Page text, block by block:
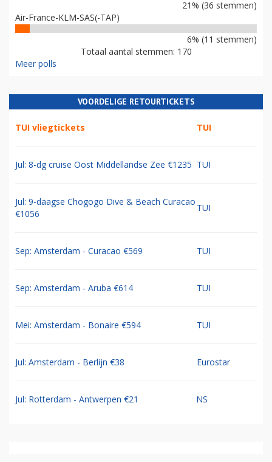
21% (36 stemmen)
Air-France-KLM-SAS(-TAP)
6% (11 stemmen)
Totaal aantal stemmen: 170
Meer polls
VOORDELIGE RETOURTICKETS
TUI vliegtickets TUI
Jul: 8-dg cruise Oost Middellandse Zee €1235 TUI
Jul: 9-daagse Chogogo Dive & Beach Curacao
€1056
TUI
Sep: Amsterdam - Curacao €569 TUI
Sep: Amsterdam - Aruba €614 TUI
Mei: Amsterdam - Bonaire €594 TUI
Jul: Amsterdam - Berlijn €38 Eurostar
Jul: Rotterdam - Antwerpen €21 NS